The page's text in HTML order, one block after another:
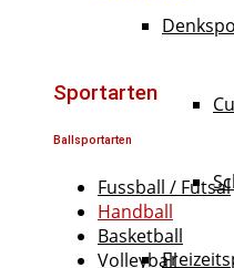
Sportarten
Ballsportarten
Fussball / Futsal
Handball
Basketball
Volleyball